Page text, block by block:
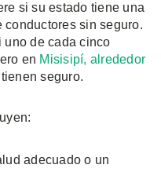
si su estado tiene una
sin seguro.
uno de cada cinco
en Misisipí, alrededor
seguro.
adecuado o un